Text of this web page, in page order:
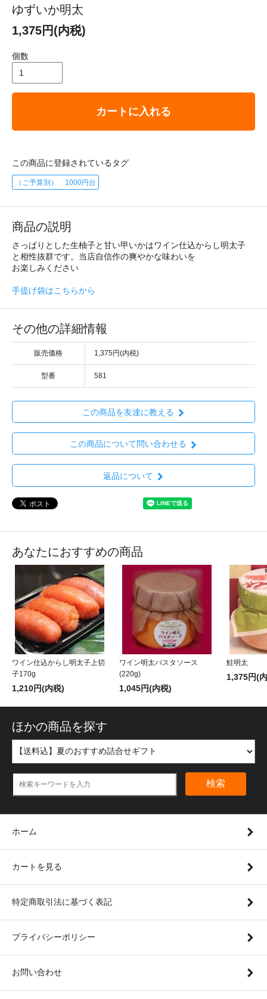
ゆずいか明太
1,375円(内税)
個数
カートに入れる
この商品に登録されているタグ
（ご予算別） 1000円台
商品の説明
さっぱりとした生柚子と甘い甲いかはワイン仕込からし明太子
と相性抜群です。当店自信作の爽やかな味わいを
お楽しみください
手提げ袋はこちらから
その他の詳細情報
販売価格 1,375円(内税)
型番 581
この商品を友達に教える
この商品について問い合わせる
返品について
あなたにおすすめの商品
ワイン仕込からし明太子上切
子170g
1,210円(内税)
ワイン明太パスタソース
(220g)
1,045円(内税)
鮭明太
1,375円(
ほかの商品を探す
検索
ホーム
カートを見る
特定商取引法に基づく表記
プライバシーポリシー
お問い合わせ